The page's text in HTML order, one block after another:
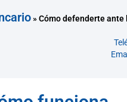
»Cómo defenderte